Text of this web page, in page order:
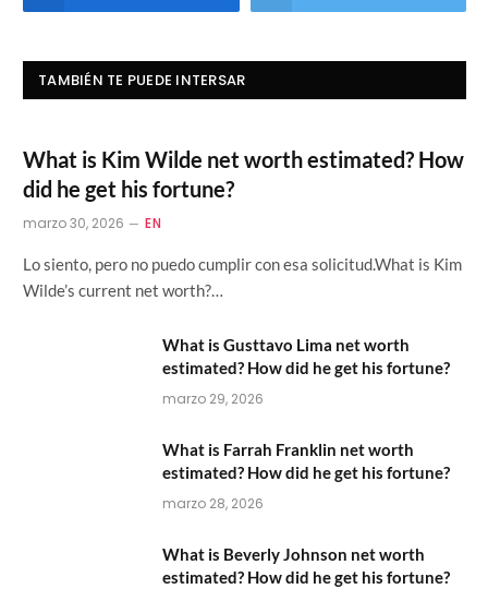
TAMBIÉN TE PUEDE INTERSAR
What is Kim Wilde net worth estimated? How
did he get his fortune?
marzo 30, 2026 EN
Lo siento, pero no puedo cumplir con esa solicitud.What is Kim
Wilde’s current net worth?…
What is Gusttavo Lima net worth
estimated? How did he get his fortune?
marzo 29, 2026
What is Farrah Franklin net worth
estimated? How did he get his fortune?
marzo 28, 2026
What is Beverly Johnson net worth
estimated? How did he get his fortune?